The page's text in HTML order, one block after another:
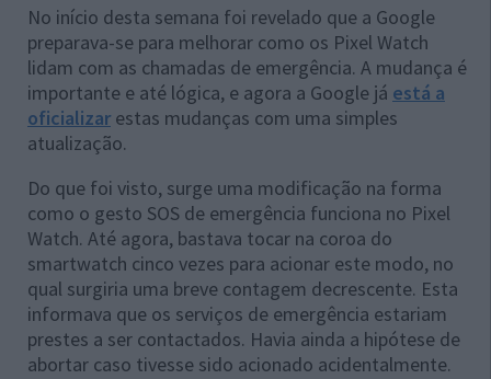
No início desta semana foi revelado que a Google
preparava-se para melhorar como os Pixel Watch
lidam com as chamadas de emergência. A mudança é
importante e até lógica, e agora a Google já está a
oficializar estas mudanças com uma simples
atualização.
Do que foi visto, surge uma modificação na forma
como o gesto SOS de emergência funciona no Pixel
Watch. Até agora, bastava tocar na coroa do
smartwatch cinco vezes para acionar este modo, no
qual surgiria uma breve contagem decrescente. Esta
informava que os serviços de emergência estariam
prestes a ser contactados. Havia ainda a hipótese de
abortar caso tivesse sido acionado acidentalmente.